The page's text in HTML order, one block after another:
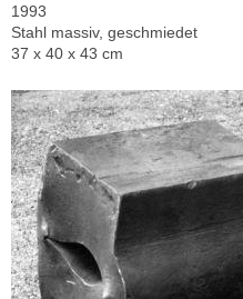
1993
Stahl massiv, geschmiedet
37 x 40 x 43 cm